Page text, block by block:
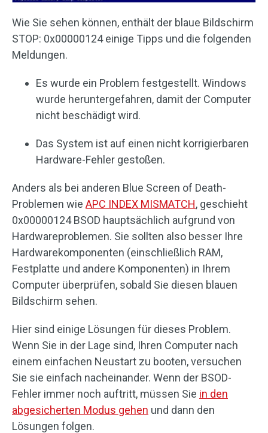
Wie Sie sehen können, enthält der blaue Bildschirm
STOP: 0x00000124 einige Tipps und die folgenden
Meldungen.
Es wurde ein Problem festgestellt. Windows
wurde heruntergefahren, damit der Computer
nicht beschädigt wird.
Das System ist auf einen nicht korrigierbaren
Hardware-Fehler gestoßen.
Anders als bei anderen Blue Screen of Death-
Problemen wie APC INDEX MISMATCH, geschieht
0x00000124 BSOD hauptsächlich aufgrund von
Hardwareproblemen. Sie sollten also besser Ihre
Hardwarekomponenten (einschließlich RAM,
Festplatte und andere Komponenten) in Ihrem
Computer überprüfen, sobald Sie diesen blauen
Bildschirm sehen.
Hier sind einige Lösungen für dieses Problem.
Wenn Sie in der Lage sind, Ihren Computer nach
einem einfachen Neustart zu booten, versuchen
Sie sie einfach nacheinander. Wenn der BSOD-
Fehler immer noch auftritt, müssen Sie in den
abgesicherten Modus gehen und dann den
Lösungen folgen.